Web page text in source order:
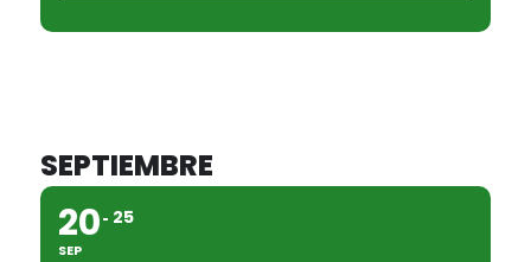
SEPTIEMBRE
20
SEP
25